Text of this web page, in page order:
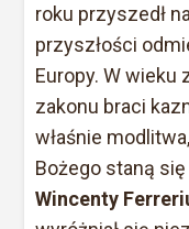
roku przyszedł
przyszłości
Europy. W wieku
zakonu braci
właśnie
Bożego staną
Wincenty